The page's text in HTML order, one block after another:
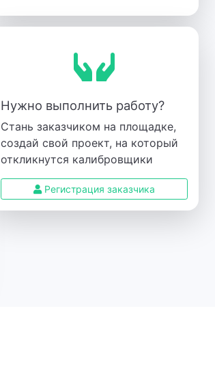
Нужно выполнить работу?
Стань заказчиком на площадке,
создай свой проект, на который
откликнутся калибровщики
Регистрация заказчика